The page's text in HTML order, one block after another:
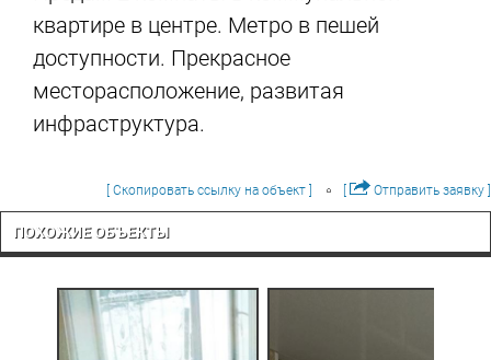
квартире в центре. Метро в пешей
доступности. Прекрасное
месторасположение, развитая
инфраструктура.
[ Скопировать ссылку на объект ] Отправить заявку ]
ПОХОЖИЕ ОБЪЕКТЫ